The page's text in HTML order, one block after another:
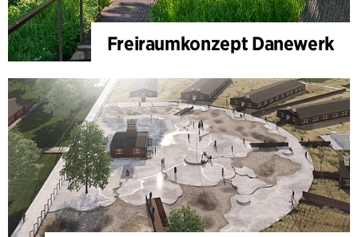
Freiraumkonzept Danewerk